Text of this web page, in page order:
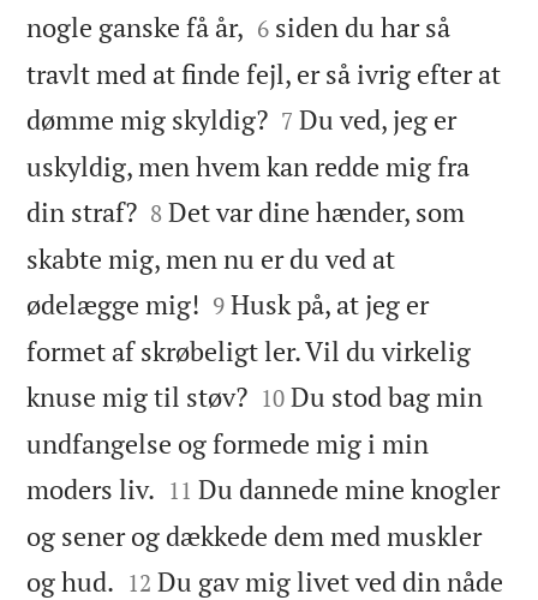
nogle ganske få år, 

6 siden du har så
travlt med at finde fejl, er så ivrig efter at
dømme mig skyldig?
7 Du ved, jeg er
uskyldig, men hvem kan redde mig fra
din straf?
8 Det var dine hænder, som
skabte mig, men nu er du ved at
ødelægge mig! 

9 Husk på, at jeg er
formet af skrøbeligt ler. Vil du virkelig
knuse mig til støv?
10 Du stod bag min
undfangelse og formede mig i min
moders liv. 

11 Du dannede mine knogler
og sener og dækkede dem med muskler
og hud. 

12 Du gav mig livet ved din nåde